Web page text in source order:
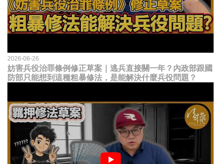
2026-06-26
妨害兵役治罪條例修正草案｜逃兵直接關一年？內政部跟國
防部只能想到這種粗暴修法，是能解決什麼兵役問題？